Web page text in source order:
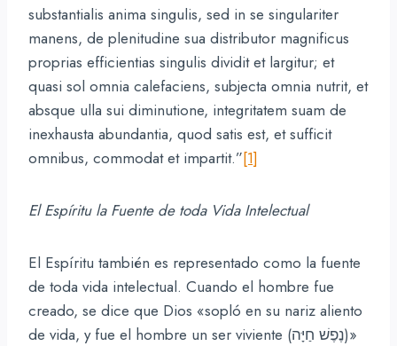
substantialis anima singulis, sed in se singulariter
manens, de plenitudine sua distributor magnificus
proprias efficientias singulis dividit et largitur; et
quasi sol omnia calefaciens, subjecta omnia nutrit, et
absque ulla sui diminutione, integritatem suam de
inexhausta abundantia, quod satis est, et sufficit
omnibus, commodat et impartit.”[1]
El Espíritu la Fuente de toda Vida Intelectual
El Espíritu también es representado como la fuente
de toda vida intelectual. Cuando el hombre fue
creado, se dice que Dios «sopló en su nariz aliento
de vida, y fue el hombre un ser viviente (נֶפֶשׁ חַיָּה)»